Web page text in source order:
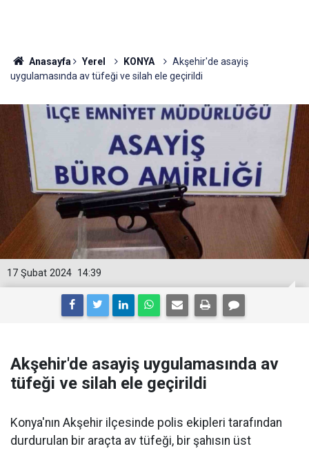
Anasayfa Yerel KONYA
Akşehir'de asayiş
uygulamasında av tüfeği ve silah ele geçirildi
14:39
17 Şubat 2024
Akşehir'de asayiş uygulamasında av
tüfeği ve silah ele geçirildi
Konya'nın Akşehir ilçesinde polis ekipleri tarafından
durdurulan bir araçta av tüfeği, bir şahısın üst